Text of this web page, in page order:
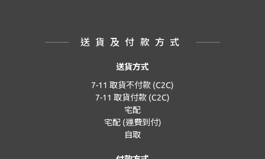
送貨及付款方式
送貨方式
7-11 取貨不付款 (C2C)
7-11 取貨付款 (C2C)
宅配
宅配 (運費到付)
自取